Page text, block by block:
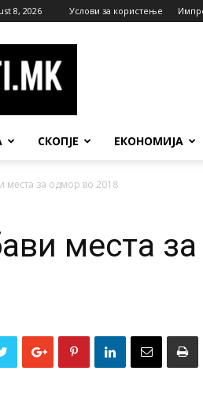
8, 2026 Услови за користење
СКОПЈЕ ЕКОНОМИЈА
места за одмор во 2018
места